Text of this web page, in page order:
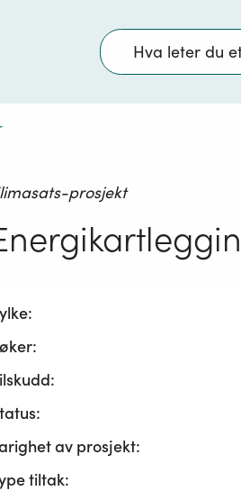
Søk
prosjekt
av prosjekt:
tiltak: